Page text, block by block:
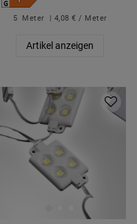
5 Meter | 4,08 € / Meter
Artikel anzeigen